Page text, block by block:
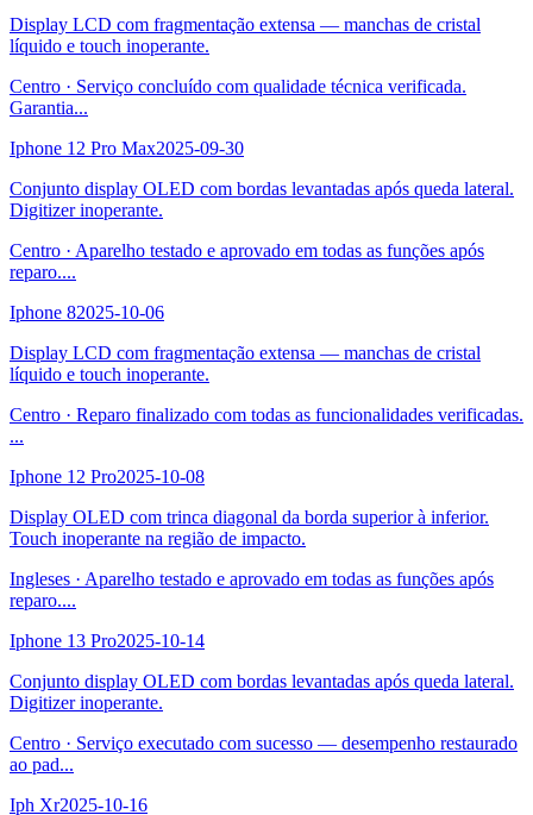
Display LCD com fragmentação extensa — manchas de cristal
líquido e touch inoperante.
Centro · Serviço concluído com qualidade técnica verificada.
Garantia...
Iphone 12 Pro Max2025-09-30
Conjunto display OLED com bordas levantadas após queda lateral.
Digitizer inoperante.
Centro · Aparelho testado e aprovado em todas as funções após
reparo....
Iphone 82025-10-06
Display LCD com fragmentação extensa — manchas de cristal
líquido e touch inoperante.
Centro · Reparo finalizado com todas as funcionalidades verificadas.
...
Iphone 12 Pro2025-10-08
Display OLED com trinca diagonal da borda superior à inferior.
Touch inoperante na região de impacto.
Ingleses · Aparelho testado e aprovado em todas as funções após
reparo....
Iphone 13 Pro2025-10-14
Conjunto display OLED com bordas levantadas após queda lateral.
Digitizer inoperante.
Centro · Serviço executado com sucesso — desempenho restaurado
ao pad...
Iph Xr2025-10-16